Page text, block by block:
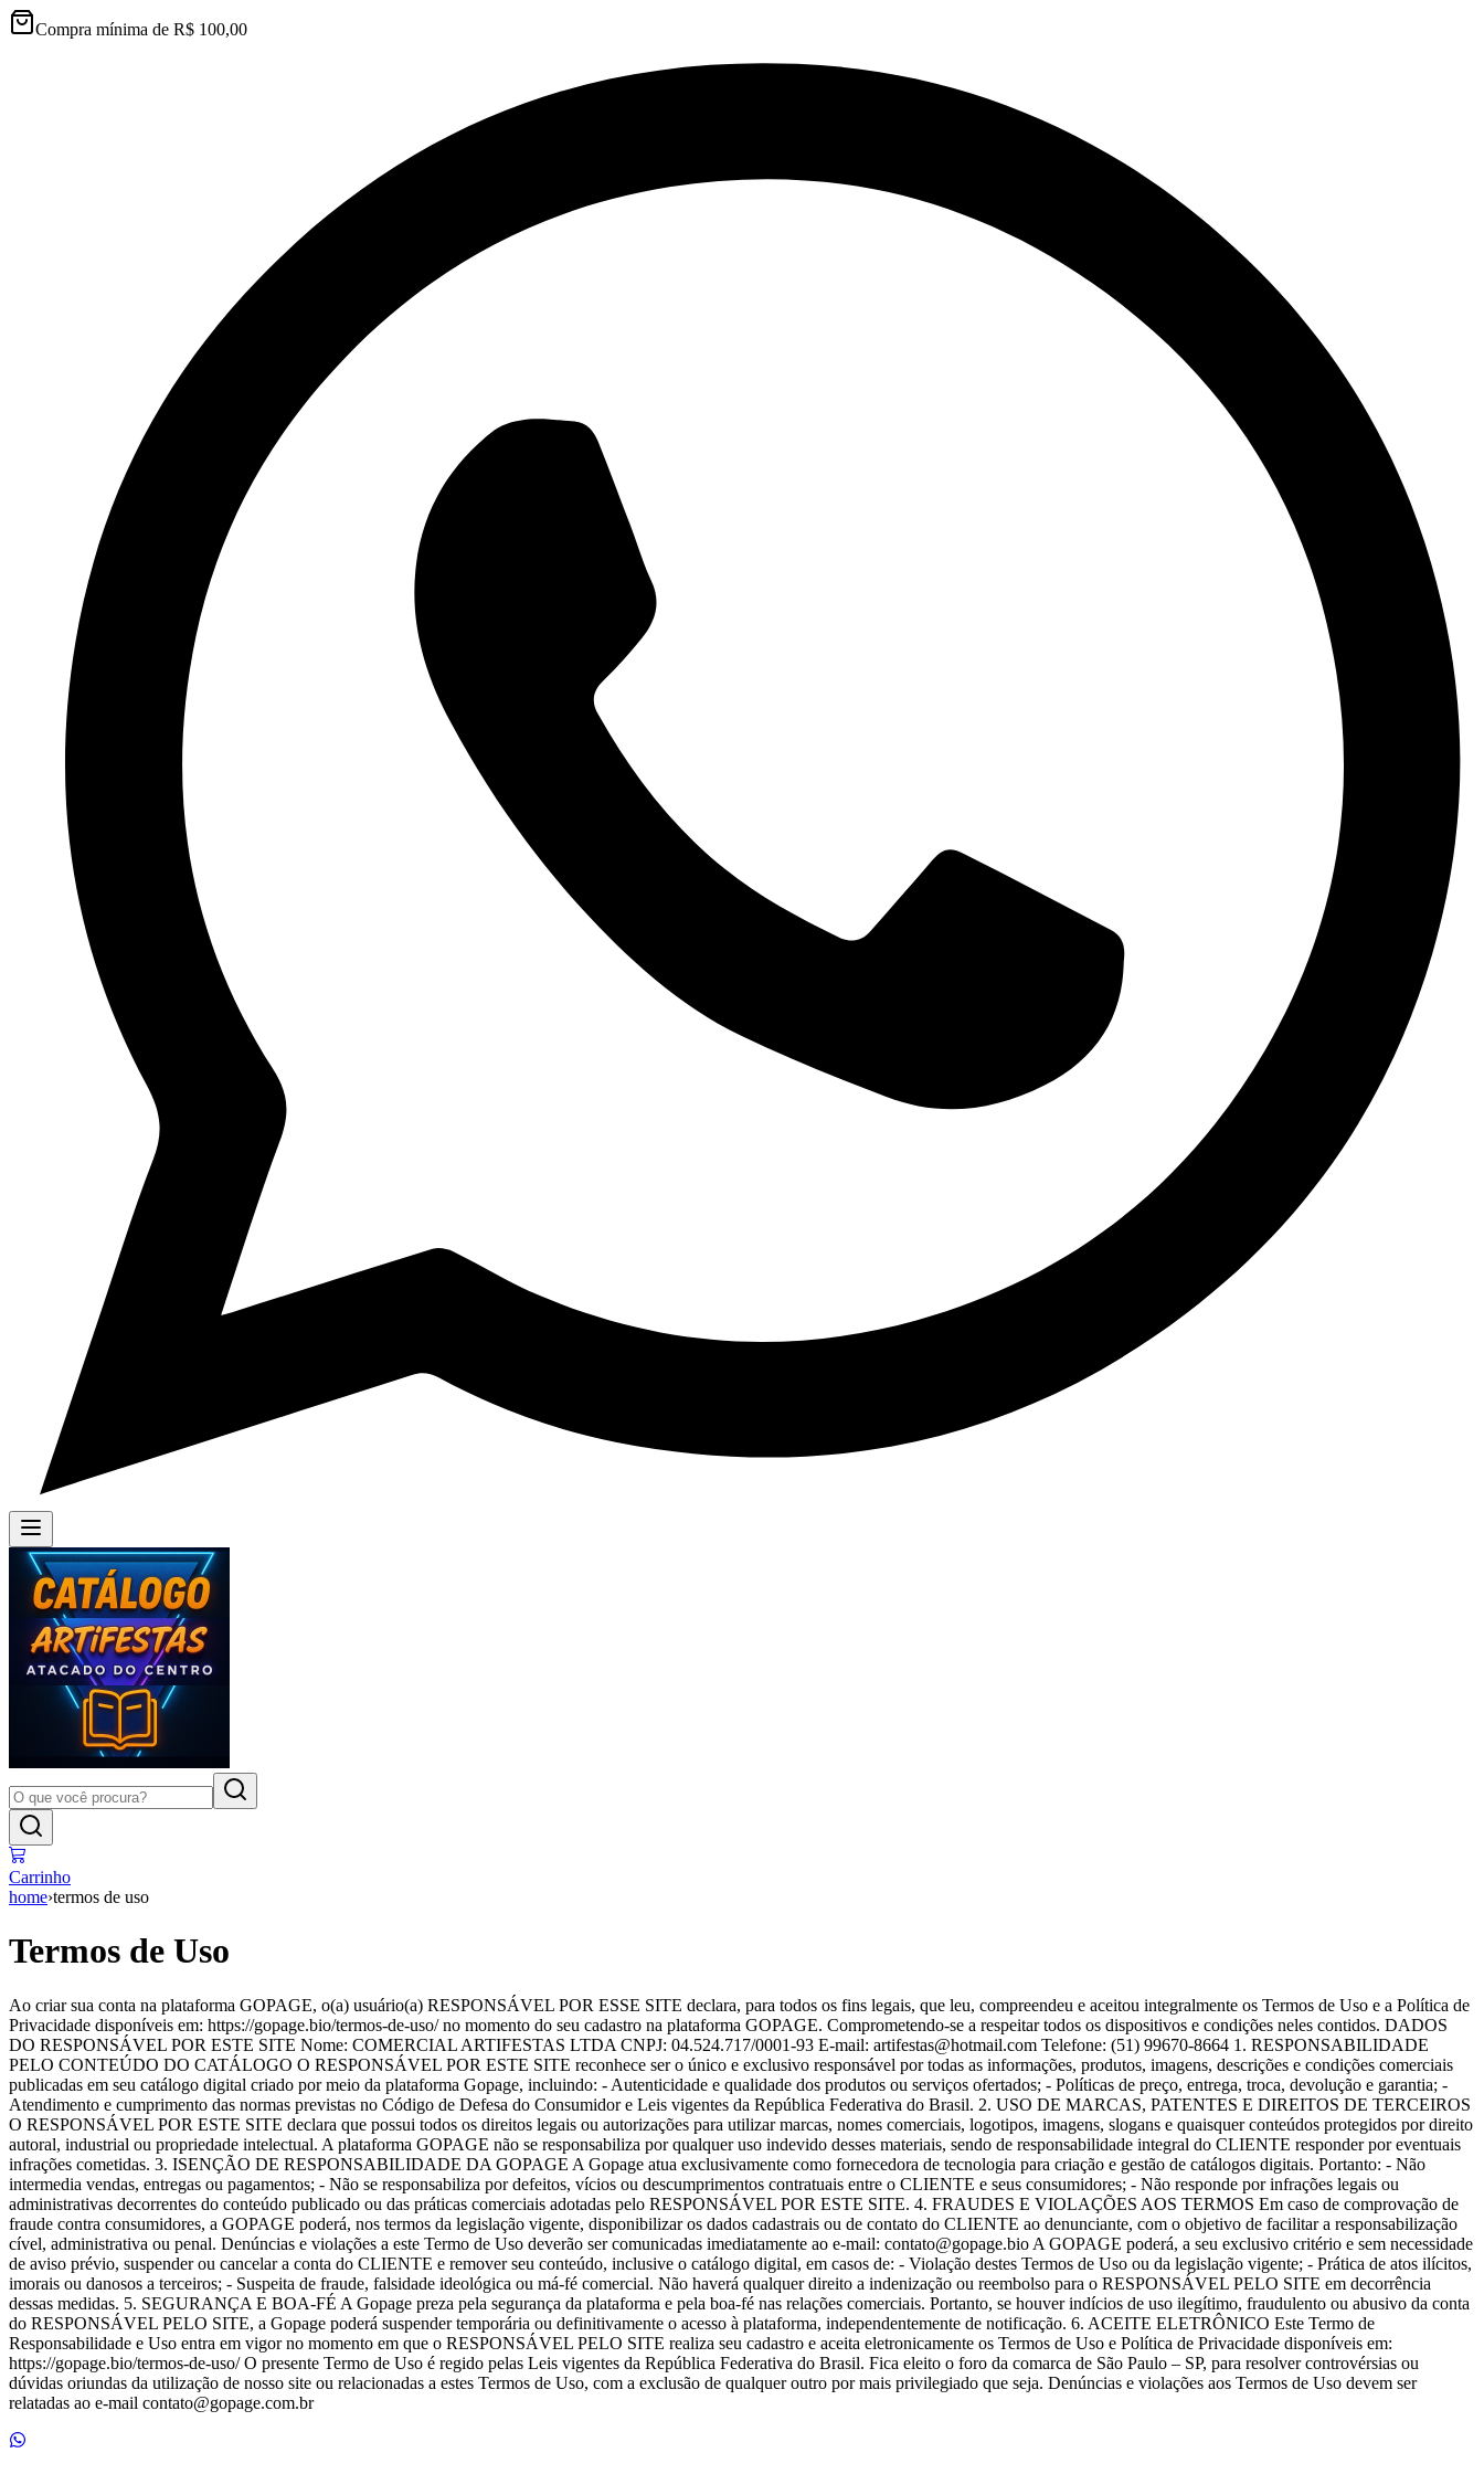
Compra mínima de R$ 100,00
Carrinho
home›termos de uso
Termos de Uso
Ao criar sua conta na plataforma GOPAGE, o(a) usuário(a) RESPONSÁVEL POR ESSE SITE declara, para todos os fins legais, que leu, compreendeu e aceitou integralmente os Termos de Uso e a Política de
Privacidade disponíveis em: https://gopage.bio/termos-de-uso/ no momento do seu cadastro na plataforma GOPAGE. Comprometendo-se a respeitar todos os dispositivos e condições neles contidos. DADOS
DO RESPONSÁVEL POR ESTE SITE Nome: COMERCIAL ARTIFESTAS LTDA CNPJ: 04.524.717/0001-93 E-mail: artifestas@hotmail.com Telefone: (51) 99670-8664 1. RESPONSABILIDADE
PELO CONTEÚDO DO CATÁLOGO O RESPONSÁVEL POR ESTE SITE reconhece ser o único e exclusivo responsável por todas as informações, produtos, imagens, descrições e condições comerciais
publicadas em seu catálogo digital criado por meio da plataforma Gopage, incluindo: - Autenticidade e qualidade dos produtos ou serviços ofertados; - Políticas de preço, entrega, troca, devolução e garantia; -
Atendimento e cumprimento das normas previstas no Código de Defesa do Consumidor e Leis vigentes da República Federativa do Brasil. 2. USO DE MARCAS, PATENTES E DIREITOS DE TERCEIROS
O RESPONSÁVEL POR ESTE SITE declara que possui todos os direitos legais ou autorizações para utilizar marcas, nomes comerciais, logotipos, imagens, slogans e quaisquer conteúdos protegidos por direito
autoral, industrial ou propriedade intelectual. A plataforma GOPAGE não se responsabiliza por qualquer uso indevido desses materiais, sendo de responsabilidade integral do CLIENTE responder por eventuais
infrações cometidas. 3. ISENÇÃO DE RESPONSABILIDADE DA GOPAGE A Gopage atua exclusivamente como fornecedora de tecnologia para criação e gestão de catálogos digitais. Portanto: - Não
intermedia vendas, entregas ou pagamentos; - Não se responsabiliza por defeitos, vícios ou descumprimentos contratuais entre o CLIENTE e seus consumidores; - Não responde por infrações legais ou
administrativas decorrentes do conteúdo publicado ou das práticas comerciais adotadas pelo RESPONSÁVEL POR ESTE SITE. 4. FRAUDES E VIOLAÇÕES AOS TERMOS Em caso de comprovação de
fraude contra consumidores, a GOPAGE poderá, nos termos da legislação vigente, disponibilizar os dados cadastrais ou de contato do CLIENTE ao denunciante, com o objetivo de facilitar a responsabilização
cível, administrativa ou penal. Denúncias e violações a este Termo de Uso deverão ser comunicadas imediatamente ao e-mail: contato@gopage.bio A GOPAGE poderá, a seu exclusivo critério e sem necessidade
de aviso prévio, suspender ou cancelar a conta do CLIENTE e remover seu conteúdo, inclusive o catálogo digital, em casos de: - Violação destes Termos de Uso ou da legislação vigente; - Prática de atos ilícitos,
imorais ou danosos a terceiros; - Suspeita de fraude, falsidade ideológica ou má-fé comercial. Não haverá qualquer direito a indenização ou reembolso para o RESPONSÁVEL PELO SITE em decorrência
dessas medidas. 5. SEGURANÇA E BOA-FÉ A Gopage preza pela segurança da plataforma e pela boa-fé nas relações comerciais. Portanto, se houver indícios de uso ilegítimo, fraudulento ou abusivo da conta
do RESPONSÁVEL PELO SITE, a Gopage poderá suspender temporária ou definitivamente o acesso à plataforma, independentemente de notificação. 6. ACEITE ELETRÔNICO Este Termo de
Responsabilidade e Uso entra em vigor no momento em que o RESPONSÁVEL PELO SITE realiza seu cadastro e aceita eletronicamente os Termos de Uso e Política de Privacidade disponíveis em:
https://gopage.bio/termos-de-uso/ O presente Termo de Uso é regido pelas Leis vigentes da República Federativa do Brasil. Fica eleito o foro da comarca de São Paulo – SP, para resolver controvérsias ou
dúvidas oriundas da utilização de nosso site ou relacionadas a estes Termos de Uso, com a exclusão de qualquer outro por mais privilegiado que seja. Denúncias e violações aos Termos de Uso devem ser
relatadas ao e-mail contato@gopage.com.br